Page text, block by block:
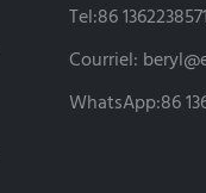
Tel:86
Courriel:
WhatsApp:86